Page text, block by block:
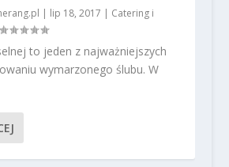
| lip 18, 2017 | Catering i
to jeden z najważniejszych
wymarzonego ślubu. W